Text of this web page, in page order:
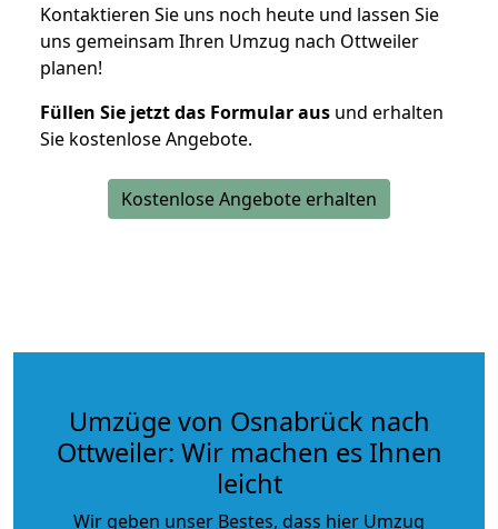
Kontaktieren Sie uns noch heute und lassen Sie
uns gemeinsam Ihren Umzug nach Ottweiler
planen!
Füllen Sie jetzt das Formular aus und erhalten
Sie kostenlose Angebote.
Kostenlose Angebote erhalten
Umzüge von Osnabrück nach
Ottweiler: Wir machen es Ihnen
leicht
Wir geben unser Bestes, dass hier Umzug